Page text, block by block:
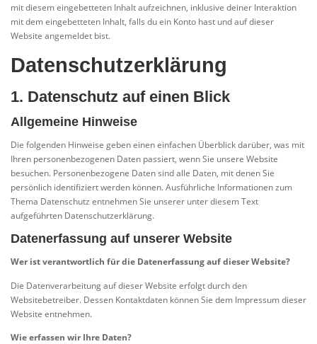
mit diesem eingebetteten Inhalt aufzeichnen, inklusive deiner Interaktion
mit dem eingebetteten Inhalt, falls du ein Konto hast und auf dieser
Website angemeldet bist.
Datenschutzerklärung
1. Datenschutz auf einen Blick
Allgemeine Hinweise
Die folgenden Hinweise geben einen einfachen Überblick darüber, was mit
Ihren personenbezogenen Daten passiert, wenn Sie unsere Website
besuchen. Personenbezogene Daten sind alle Daten, mit denen Sie
persönlich identifiziert werden können. Ausführliche Informationen zum
Thema Datenschutz entnehmen Sie unserer unter diesem Text
aufgeführten Datenschutzerklärung.
Datenerfassung auf unserer Website
Wer ist verantwortlich für die Datenerfassung auf dieser Website?
Die Datenverarbeitung auf dieser Website erfolgt durch den
Websitebetreiber. Dessen Kontaktdaten können Sie dem Impressum dieser
Website entnehmen.
Wie erfassen wir Ihre Daten?